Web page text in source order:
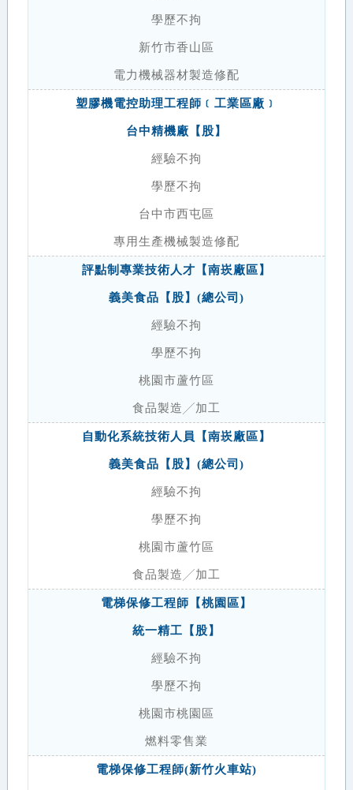
學歷不拘
新竹市香山區
電力機械器材製造修配
塑膠機電控助理工程師﹝工業區廠﹞
台中精機廠【股】
經驗不拘
學歷不拘
台中市西屯區
專用生產機械製造修配
評點制專業技術人才【南崁廠區】
義美食品【股】(總公司)
經驗不拘
學歷不拘
桃園市蘆竹區
食品製造╱加工
自動化系統技術人員【南崁廠區】
義美食品【股】(總公司)
經驗不拘
學歷不拘
桃園市蘆竹區
食品製造╱加工
電梯保修工程師【桃園區】
統一精工【股】
經驗不拘
學歷不拘
桃園市桃園區
燃料零售業
電梯保修工程師(新竹火車站)